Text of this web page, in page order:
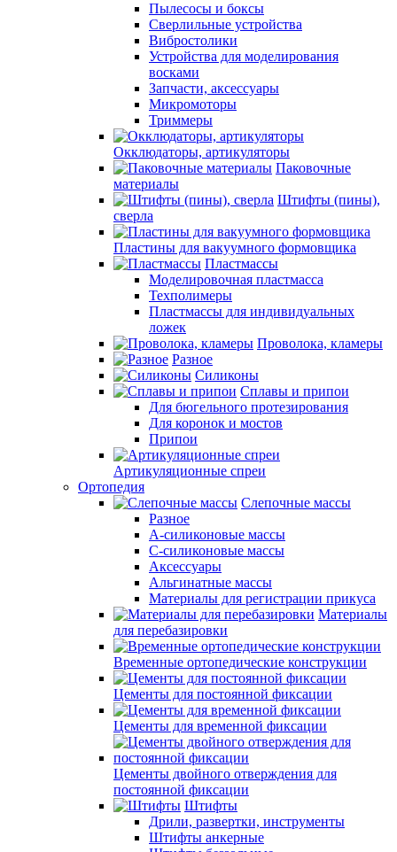
Пылесосы и боксы
Сверлильные устройства
Вибростолики
Устройства для моделирования
восками
Запчасти, аксессуары
Микромоторы
Триммеры
Окклюдаторы, артикуляторы
Паковочные
материалы
Штифты (пины),
сверла
Пластины для вакуумного формовщика
Пластмассы
Моделировочная пластмасса
Техполимеры
Пластмассы для индивидуальных
ложек
Проволока, кламеры
Разное
Силиконы
Сплавы и припои
Для бюгельного протезирования
Для коронок и мостов
Припои
Артикуляционные спреи
Ортопедия
Слепочные массы
Разное
А-силиконовые массы
С-силиконовые массы
Аксессуары
Альгинатные массы
Материалы для регистрации прикуса
Материалы
для перебазировки
Временные ортопедические конструкции
Цементы для постоянной фиксации
Цементы для временной фиксации
Цементы двойного отверждения для
постоянной фиксации
Штифты
Дрили, развертки, инструменты
Штифты анкерные